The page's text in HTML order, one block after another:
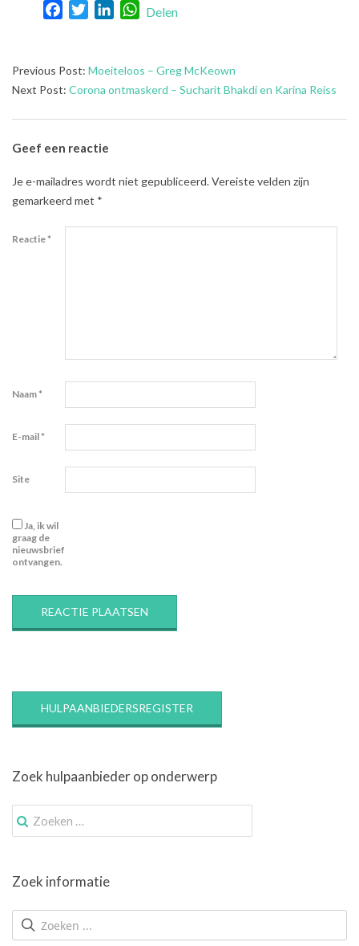
FacebookTwitterLinkedInWhatsApp
Delen
2021-
07-
Previous Post: Moeiteloos – Greg McKeown
Next Post: Corona ontmaskerd – Sucharit Bhakdi en Karina Reiss
Geef een reactie
Je e-mailadres wordt niet gepubliceerd.Vereiste velden zijn
gemarkeerd met *
Reactie*
Naam*
E-mail*
Site
Ja, ik wil
graag de
nieuwsbrief
ontvangen.
HULPAANBIEDERSREGISTER
Zoek hulpaanbieder op onderwerp
Zoek
naar:
Zoek informatie